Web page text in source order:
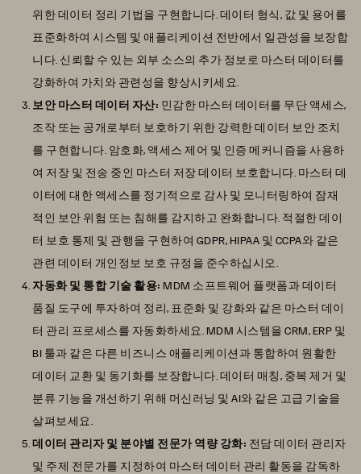
위한 데이터 정리 기법을 구현합니다. 데이터 형식, 값 및 용어를
표준화하여 시스템 및 애플리케이션 전반에서 일관성을 보장합
니다. 신뢰할 수 있는 외부 소스의 추가 정보로 마스터 데이터를
강화하여 가치와 관련성을 향상시키세요.
보안 마스터 데이터 자산: 민감한 마스터 데이터를 무단 액세스,
조작 또는 공개로부터 보호하기 위한 강력한 데이터 보안 조치
를 구현합니다. 암호화, 액세스 제어 및 인증 메커니즘을 사용하
여 저장 및 전송 중인 마스터 저장 데이터 보호합니다. 마스터 데
이터에 대한 액세스를 정기적으로 감사 및 모니터링하여 잠재
적인 보안 위험 또는 침해를 감지하고 완화합니다. 적절한 데이
터 보호 통제 및 관행을 구현하여 GDPR, HIPAA 및 CCPA와 같은
관련 데이터 개인정보 보호 규정을 준수하십시오.
자동화 및 통합 기술 활용: MDM 소프트웨어 플랫폼과 데이터
품질 도구에 투자하여 정리, 표준화 및 강화와 같은 마스터 데이
터 관리 프로세스를 자동화하세요. MDM 시스템을 CRM, ERP 및
BI 툴과 같은 다른 비즈니스 애플리케이션과 통합하여 원활한
데이터 교환 및 동기화를 보장합니다. 데이터 매칭, 중복 제거 및
분류 기능을 개선하기 위해 머신러닝 및 AI와 같은 고급 기술을
살펴보세요.
데이터 관리자 및 분야별 전문가 역량 강화: 전담 데이터 관리자
및 주제 전문가를 지정하여 마스터 데이터 관리 활동을 감독하